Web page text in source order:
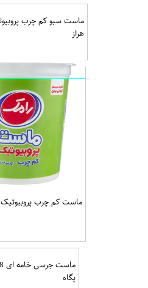
هراز
ماست کم چرب پروبیوتیک 900گرمی رامک
پگاه